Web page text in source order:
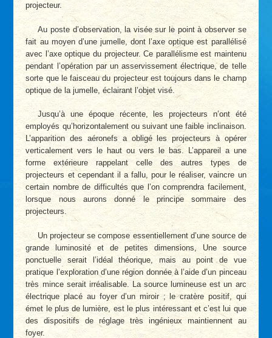
projecteur.
Au poste d’observation, la visée sur le point à observer se
fait au moyen d’une jumelle, dont l’axe optique est parallélisé
avec l’axe optique du projecteur. Ce parallélisme est maintenu
pendant l’opération par un asservissement électrique, de telle
sorte que le faisceau du projecteur est toujours dans le champ
optique de la jumelle, éclairant l’objet visé.
Jusqu’à une époque récente, les projecteurs n’ont été
employés qu’horizontalement ou suivant une faible inclinaison.
L’apparition des aéronefs a obligé les projecteurs à opérer
verticalement vers le haut ou vers le bas. L’appareil a une
forme extérieure rappelant celle des autres types de
projecteurs et cependant il a fallu, pour le réaliser, vaincre un
certain nombre de difficultés que l’on comprendra facilement,
lorsque nous aurons donné le principe sommaire des
projecteurs.
Un projecteur se compose essentiellement d’une source de
grande luminosité et de petites dimensions, Une source
ponctuelle serait l’idéal théorique, mais au point de vue
pratique l’exploration d’une région donnée à l’aide d’un pinceau
très mince serait irréalisable. La source lumineuse est un arc
électrique placé au foyer d’un miroir ; le cratère positif, qui
émet le plus de lumière, est le plus intéressant et c’est lui que
des dispositifs de réglage très ingénieux maintiennent au
foyer.